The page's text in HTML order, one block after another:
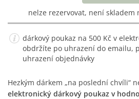
nelze rezervovat, není skladem
dárkový poukaz na 500 Kč v elektronické podobě,
obdržíte po uhrazení do emailu,
uhrazení objednávky
Hezkým dárkem „na poslední chvíli“
elektronický dárkový poukaz v